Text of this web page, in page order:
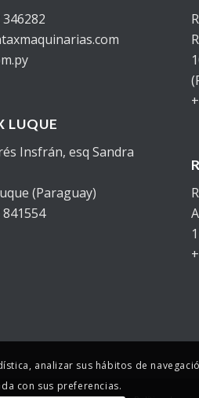
LUQUE
Insfrán, esq Sandra
(Paraguay)
841554
analizar sus hábitos de
con sus preferencias.